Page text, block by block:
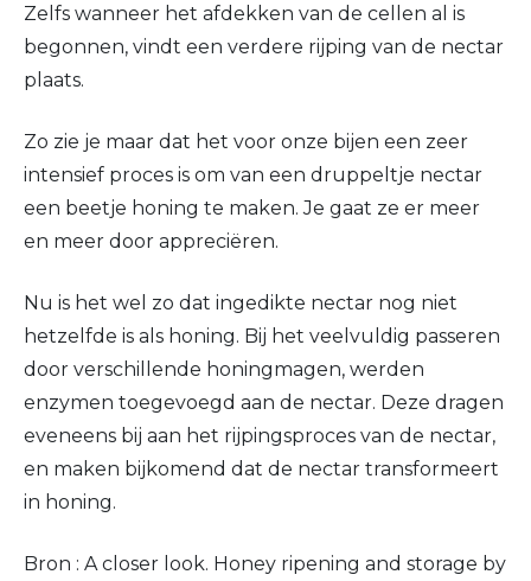
Zelfs wanneer het afdekken van de cellen al is
begonnen, vindt een verdere rijping van de nectar
plaats.
Zo zie je maar dat het voor onze bijen een zeer
intensief proces is om van een druppeltje nectar
een beetje honing te maken. Je gaat ze er meer
en meer door appreciëren.
Nu is het wel zo dat ingedikte nectar nog niet
hetzelfde is als honing. Bij het veelvuldig passeren
door verschillende honingmagen, werden
enzymen toegevoegd aan de nectar. Deze dragen
eveneens bij aan het rijpingsproces van de nectar,
en maken bijkomend dat de nectar transformeert
in honing.
Bron : A closer look. Honey ripening and storage by